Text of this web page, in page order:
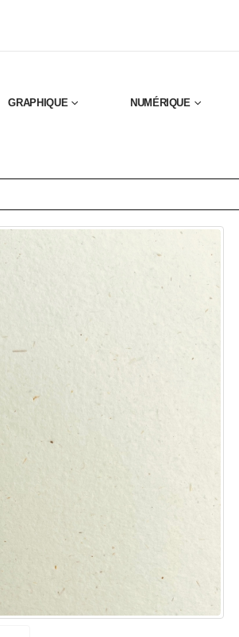
GRAPHIQUE NUMÉRIQUE